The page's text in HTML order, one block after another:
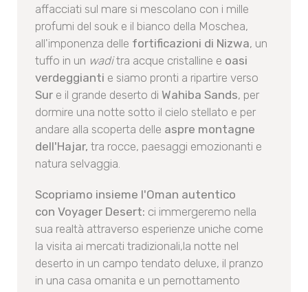
affacciati sul mare si mescolano con i mille
profumi del souk e il bianco della Moschea,
all'imponenza delle fortificazioni di Nizwa, un
tuffo in un waditra acque cristalline e oasi
verdeggianti e siamo pronti a ripartire verso
Sur e il grande deserto di Wahiba Sands, per
dormire una notte sotto il cielo stellato e per
andare alla scoperta delle aspre montagne
dell'Hajar, tra rocce, paesaggi emozionanti e
natura selvaggia.
Scopriamo insieme l'Oman autentico
con Voyager Desert: ci immergeremo nella
sua realtà attraverso esperienze uniche come
la visita ai mercati tradizionali,la notte nel
deserto in un campo tendato deluxe, il pranzo
in una casa omanita e un pernottamento